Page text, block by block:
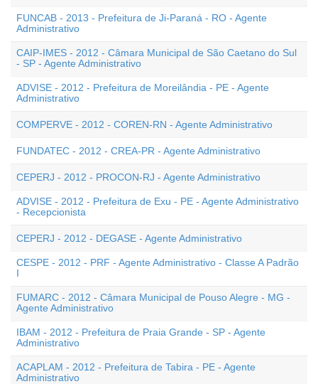
FUNCAB - 2013 - Prefeitura de Ji-Paraná - RO - Agente
Administrativo
CAIP-IMES - 2012 - Câmara Municipal de São Caetano do Sul
- SP - Agente Administrativo
ADVISE - 2012 - Prefeitura de Moreilândia - PE - Agente
Administrativo
COMPERVE - 2012 - COREN-RN - Agente Administrativo
FUNDATEC - 2012 - CREA-PR - Agente Administrativo
CEPERJ - 2012 - PROCON-RJ - Agente Administrativo
ADVISE - 2012 - Prefeitura de Exu - PE - Agente Administrativo
- Recepcionista
CEPERJ - 2012 - DEGASE - Agente Administrativo
CESPE - 2012 - PRF - Agente Administrativo - Classe A Padrão
I
FUMARC - 2012 - Câmara Municipal de Pouso Alegre - MG -
Agente Administrativo
IBAM - 2012 - Prefeitura de Praia Grande - SP - Agente
Administrativo
ACAPLAM - 2012 - Prefeitura de Tabira - PE - Agente
Administrativo